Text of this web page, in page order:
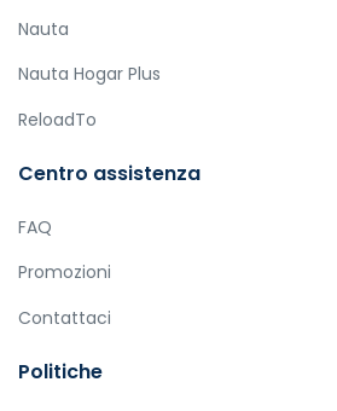
Nauta
Nauta Hogar Plus
ReloadTo
Centro assistenza
FAQ
Promozioni
Contattaci
Politiche